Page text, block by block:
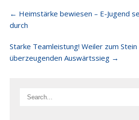
Post
navigation
← Heimstärke bewiesen – E-Jugend
durch
Starke Teamleistung! Weiler zum
überzeugenden Auswärtssieg →